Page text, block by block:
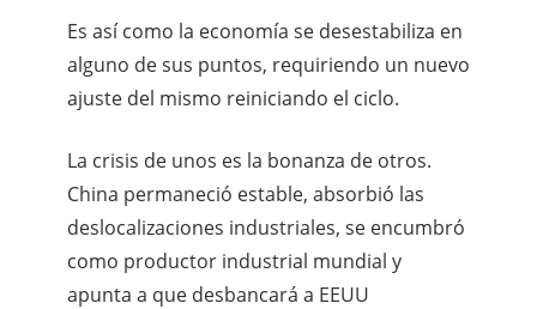
Es así como la economía se desestabiliza en
alguno de sus puntos, requiriendo un nuevo
ajuste del mismo reiniciando el ciclo.
La crisis de unos es la bonanza de otros.
China permaneció estable, absorbió las
deslocalizaciones industriales, se encumbró
como productor industrial mundial y
apunta a que desbancará a EEUU